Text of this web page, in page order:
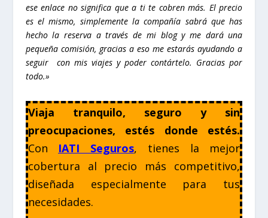
ese enlace no significa que a ti te cobren más. El precio
es el mismo, simplemente la compañía sabrá que has
hecho la reserva a través de mi blog y me dará una
pequeña comisión, gracias a eso me estarás ayudando a
seguir con mis viajes y poder contártelo. Gracias por
todo.»
Viaja tranquilo, seguro y sin
preocupaciones, estés donde estés.
Con IATI Seguros, tienes la mejor
cobertura al precio más competitivo,
diseñada especialmente para tus
necesidades.